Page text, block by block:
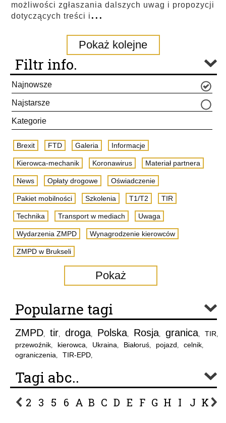
możliwości zgłaszania dalszych uwag i propozycji
dotyczących treści i...
Pokaż kolejne
Filtr info.
Najnowsze
Najstarsze
Kategorie
Brexit FTD Galeria Informacje
Kierowca-mechanik Koronawirus Materiał partnera
News Opłaty drogowe Oświadczenie
Pakiet mobilności Szkolenia T1/T2 TIR
Technika Transport w mediach Uwaga
Wydarzenia ZMPD Wynagrodzenie kierowców
ZMPD w Brukseli
Pokaż
Popularne tagi
ZMPD, tir, droga, Polska, Rosja, granica, TIR,
przewoźnik, kierowca, Ukraina, Białoruś, pojazd, celnik,
ograniczenia, TIR-EPD,
Tagi abc..
2 3 5 6 A B C D E F G H I J K L